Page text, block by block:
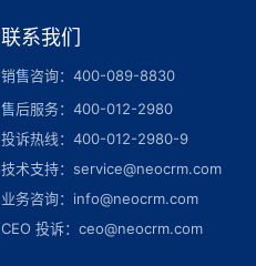
联系我们
销售咨询：400-089-8830
售后服务：400-012-2980
投诉热线：400-012-2980-9
技术支持：service@neocrm.com
业务咨询：info@neocrm.com
CEO 投诉：ceo@neocrm.com